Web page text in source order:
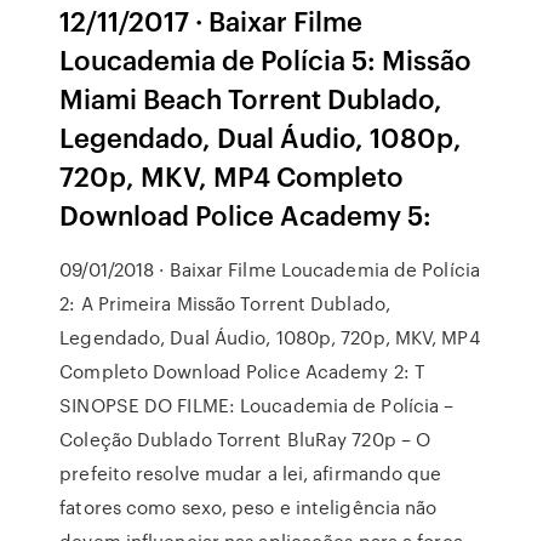
12/11/2017 · Baixar Filme
Loucademia de Polícia 5: Missão
Miami Beach Torrent Dublado,
Legendado, Dual Áudio, 1080p,
720p, MKV, MP4 Completo
Download Police Academy 5:
09/01/2018 · Baixar Filme Loucademia de Polícia
2: A Primeira Missão Torrent Dublado,
Legendado, Dual Áudio, 1080p, 720p, MKV, MP4
Completo Download Police Academy 2: T
SINOPSE DO FILME: Loucademia de Polícia –
Coleção Dublado Torrent BluRay 720p – O
prefeito resolve mudar a lei, afirmando que
fatores como sexo, peso e inteligência não